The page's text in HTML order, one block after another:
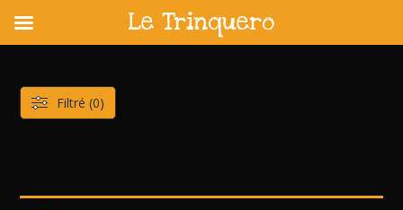
content
Filtré (0)
Le Trinquero